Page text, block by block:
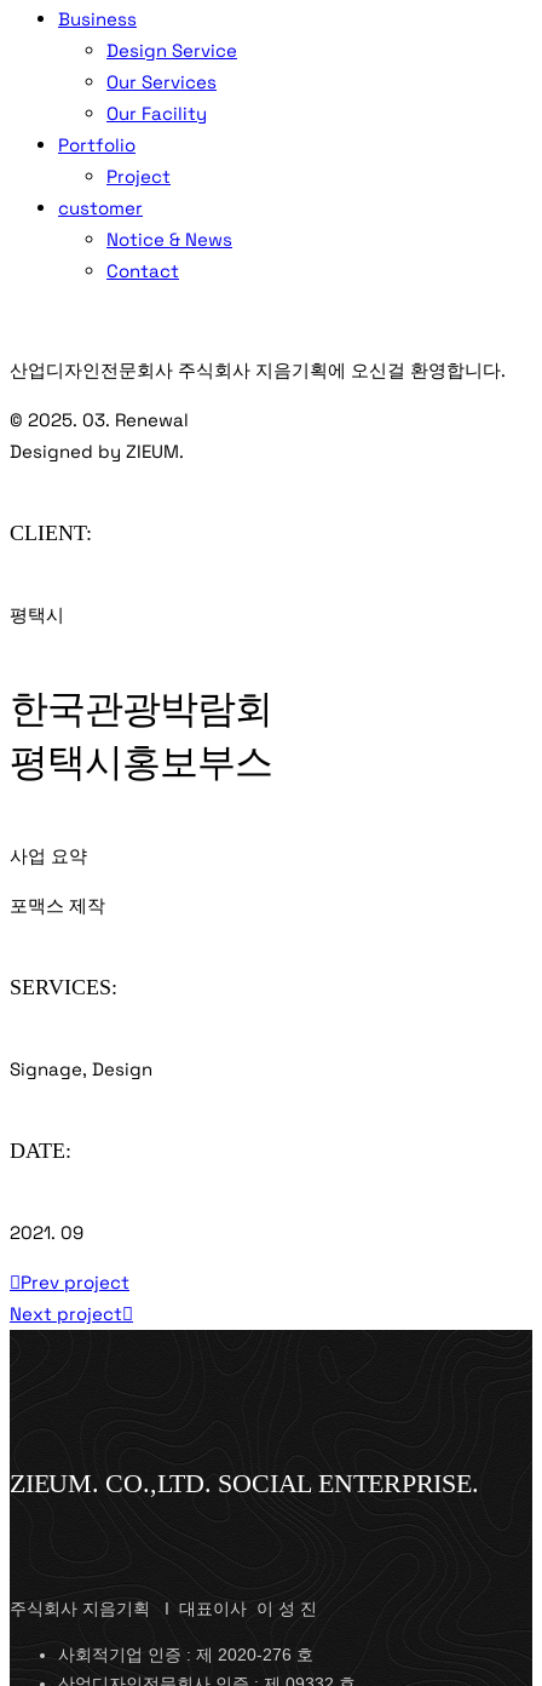
Business
Design Service
Our Services
Our Facility
Portfolio
Project
customer
Notice & News
Contact
산업디자인전문회사 주식회사 지음기획에 오신걸 환영합니다.
© 2025. 03. Renewal
Designed by ZIEUM.
CLIENT:
평택시
한국관광박람회
평택시홍보부스
사업 요약
포맥스 제작
SERVICES:
Signage, Design
DATE:
2021. 09
Prev project
Next project
ZIEUM. CO.,LTD. SOCIAL ENTERPRISE.
주식회사 지음기획 I 대표이사 이 성 진
사회적기업 인증 : 제 2020-276 호